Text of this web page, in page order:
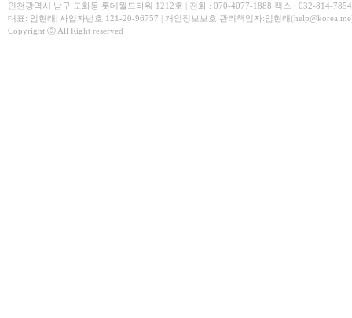
인천광역시 남구 도화동 롯데월드타워 1212호 | 전화 : 070-4077-1888 팩스 : 032-814-7854
대표: 임현래| 사업자번호 121-20-96757 | 개인정보보호 관리책임자:임현래
Copyright ⓒ All Right reserved